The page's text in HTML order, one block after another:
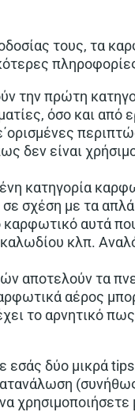
τους, τα
την πρώτη
όσο και από
δεν είναι
κατηγορία
σχέση με τα
αυτά
κλπ.
αποτελούν τα
αέρος
το αρνητικό
δύο μικρά
(συνήθως